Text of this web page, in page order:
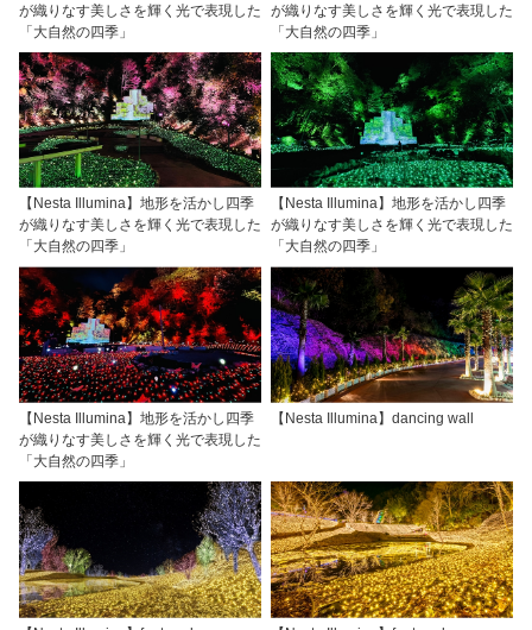
が織りなす美しさを輝く光で表現した
「大自然の四季」
が織りなす美しさを輝く光で表現した
「大自然の四季」
【Nesta Illumina】地形を活かし四季
が織りなす美しさを輝く光で表現した
「大自然の四季」
【Nesta Illumina】地形を活かし四季
が織りなす美しさを輝く光で表現した
「大自然の四季」
【Nesta Illumina】地形を活かし四季
が織りなす美しさを輝く光で表現した
「大自然の四季」
【Nesta Illumina】dancing wall